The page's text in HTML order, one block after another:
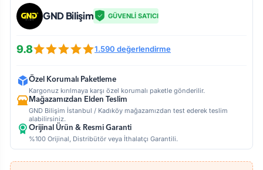
GND Bilişim GÜVENLİ SATICI
9.8 1.590 değerlendirme
Özel Korumalı Paketleme
Kargonuz kırılmaya karşı özel korumalı paketle gönderilir.
Mağazamızdan Elden Teslim
GND Bilişim İstanbul / Kadıköy mağazamızdan test ederek teslim
alabilirsiniz.
Orijinal Ürün & Resmi Garanti
%100 Orijinal, Distribütör veya İthalatçı Garantili.